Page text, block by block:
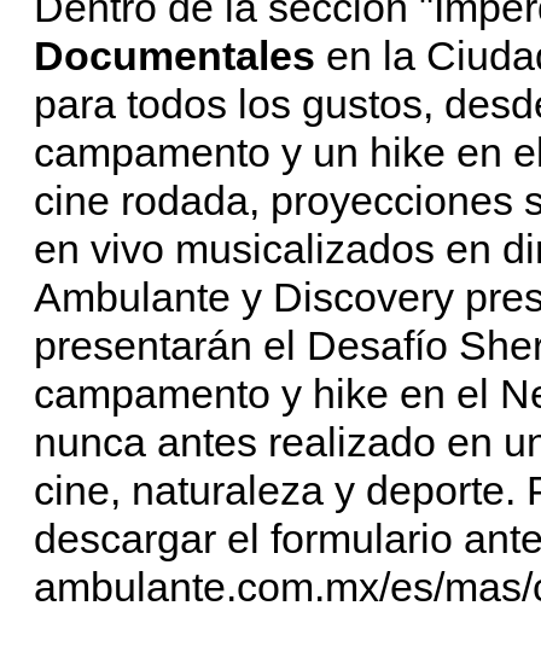
Documentales en la
para todos los gustos,
campamento y un hike en
cine rodada, proyecciones
en vivo musicalizados en
Ambulante y Discovery
presentarán el Desafío
campamento y hike en el
nunca antes realizado en
cine, naturaleza y deporte.
descargar el formulario
ambulante.com.mx/es/